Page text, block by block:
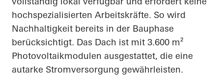
hochspezialisierten Arbeitskräfte. So wird
Nachhaltigkeit bereits in der Bauphase
berücksichtigt. Das Dach ist mit 3.600 m²
Photovoltaikmodulen ausgestattet, die eine
autarke Stromversorgung gewährleisten.